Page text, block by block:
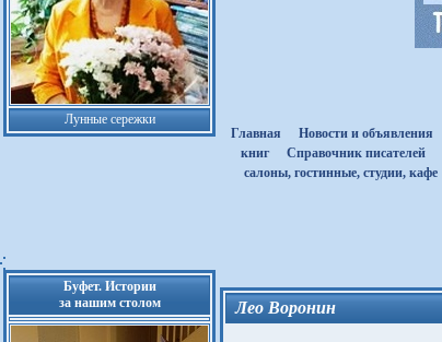
Лунные сережки
Главная
Новости и объявления
книг
Cправочник писателей
салоны, гостинные, студии, кафе
Буфет. Истории
за нашим столом
Лео Воронин